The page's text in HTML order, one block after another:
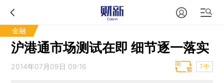
金融
沪港通市场测试在即 细节逐一落实
2014年07月09日 09:16 T中